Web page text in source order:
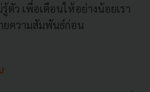
ตัว เพื่อเตือนให้อย่างน้อยเรา
ยความสัมพันธ์ก่อน